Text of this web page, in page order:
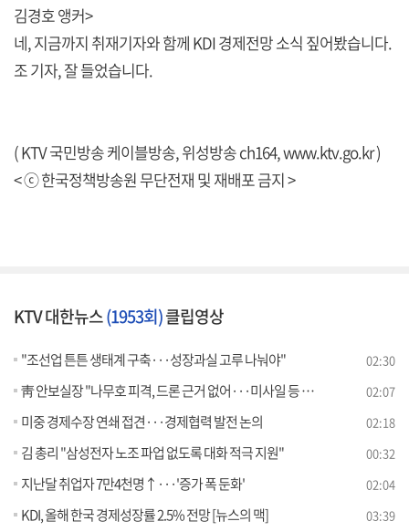
김경호 앵커>
네, 지금까지 취재기자와 함께 KDI 경제전망 소식 짚어봤습니다.
조 기자, 잘 들었습니다.
( KTV 국민방송 케이블방송, 위성방송 ch164,www.ktv.go.kr)
< ⓒ 한국정책방송원 무단전재 및 재배포 금지 >
KTV 대한뉴스(1953회)클립영상
"조선업 튼튼 생태계 구축···성장과실 고루 나눠야" 02:30
靑 안보실장 "나무호 피격, 드론 근거 없어···미사일 등 가능성" 02:07
미중 경제수장 연쇄 접견···경제협력 발전 논의 02:18
김 총리 "삼성전자 노조 파업 없도록 대화 적극 지원" 00:32
지난달 취업자 7만4천명↑···'증가 폭 둔화' 02:04
KDI, 올해 한국 경제성장률 2.5% 전망 [뉴스의 맥] 03:39